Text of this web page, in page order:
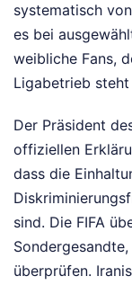
systematisch
es bei
weibliche Fans,
Ligabetrieb
Der Präsident
offiziellen
dass die
sind. Die FIFA
überprüfen.